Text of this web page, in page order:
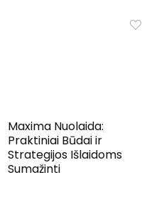
Maxima Nuolaida:
Praktiniai Būdai ir
Strategijos Išlaidoms
Sumažinti